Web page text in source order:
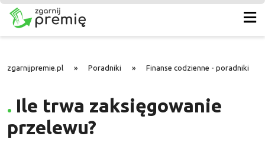
zgarnijpremie.pl » Poradniki » Finanse codzienne - poradniki
Ile trwa zaksięgowanie
przelewu?